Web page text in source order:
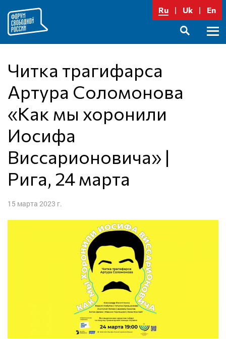
содержимому
Ru Uk En
Читка трагифарса
Артура Соломонова
«Как мы хоронили
Иосифа
Виссарионовича» |
Рига, 24 марта
15 марта 2023 г.